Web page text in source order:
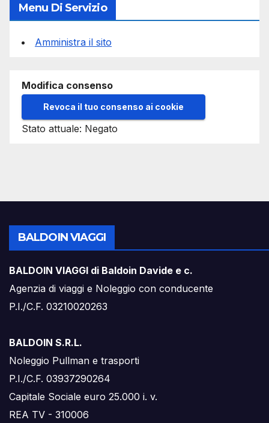
Menu Di Servizio
Amministra il sito
Modifica consenso
Revoca il tuo consenso ai cookie
Stato attuale: Negato
BALDOIN VIAGGI
BALDOIN VIAGGI di Baldoin Davide e c.
Agenzia di viaggi e Noleggio con conducente
P.I./C.F. 03210020263
BALDOIN S.R.L.
Noleggio Pullman e trasporti
P.I./C.F. 03937290264
Capitale Sociale euro 25.000 i. v.
REA TV - 310006